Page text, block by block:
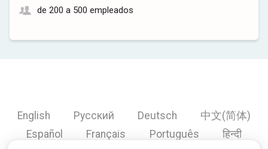
de 200 a 500 empleados
English Русский Deutsch
中文(简体)
Español
Français Português
हिन्दी